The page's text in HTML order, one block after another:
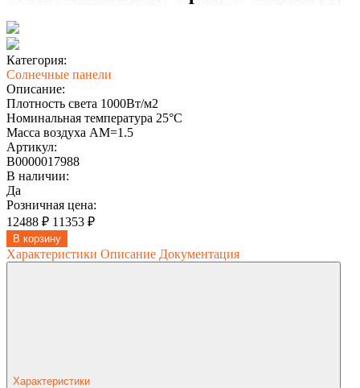
Категория:
Солнечные панели
Описание:
Плотность света 1000Вт/м2
Номинальная температура 25°C
Масса воздуха АМ=1.5
Артикул:
В0000017988
В наличии:
Да
Розничная цена:
12488 ₽ 11353 ₽
В корзину
Характеристики Описание Документация
Характеристики